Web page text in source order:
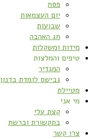
פסח
יום העצמאות
שבועות
חג האהבה
מידות ומשקלות
טיפים והמלצות
המגדיר
גבישס לומדת בדנון
מטיילת
מי אני
קצת עלי
בתקשורת וברשת
צרו קשר